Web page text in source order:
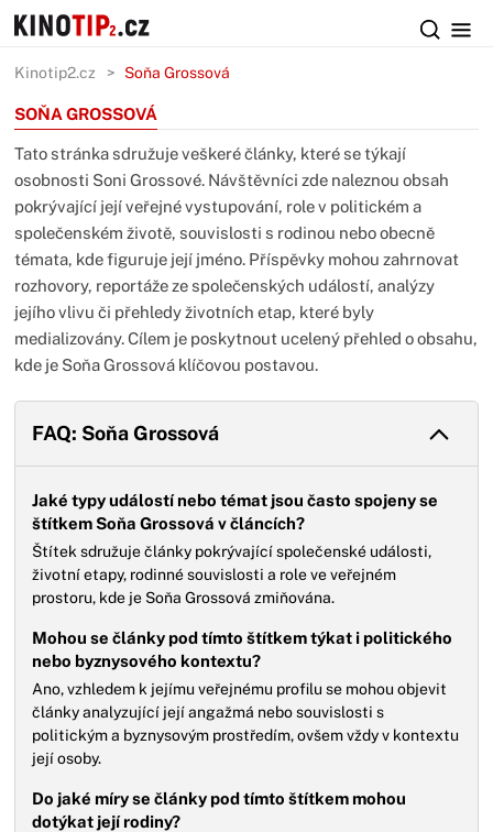
Kinotip2.cz Soňa Grossová
SOŇA GROSSOVÁ
Tato stránka sdružuje veškeré články, které se týkají
osobnosti Soni Grossové. Návštěvníci zde naleznou obsah
pokrývající její veřejné vystupování, role v politickém a
společenském životě, souvislosti s rodinou nebo obecně
témata, kde figuruje její jméno. Příspěvky mohou zahrnovat
rozhovory, reportáže ze společenských událostí, analýzy
jejího vlivu či přehledy životních etap, které byly
medializovány. Cílem je poskytnout ucelený přehled o obsahu,
kde je Soňa Grossová klíčovou postavou.
FAQ: Soňa Grossová
Jaké typy událostí nebo témat jsou často spojeny se
štítkem Soňa Grossová v článcích?
Štítek sdružuje články pokrývající společenské události,
životní etapy, rodinné souvislosti a role ve veřejném
prostoru, kde je Soňa Grossová zmiňována.
Mohou se články pod tímto štítkem týkat i politického
nebo byznysového kontextu?
Ano, vzhledem k jejímu veřejnému profilu se mohou objevit
články analyzující její angažmá nebo souvislosti s
politickým a byznysovým prostředím, ovšem vždy v kontextu
její osoby.
Do jaké míry se články pod tímto štítkem mohou
dotýkat její rodiny?